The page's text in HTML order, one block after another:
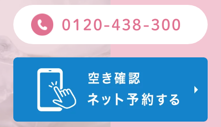
0120-438-300